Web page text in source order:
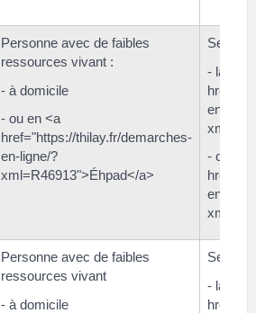
Personne avec de faibles
ressources vivant :
- à domicile
- ou en <a
href="https://thilay.fr/demarches-
en-ligne/?
xml=R46913">Éhpad</a>
Se
- la <a
en-
- ou de
en-
Personne avec de faibles
ressources vivant
- à domicile
Se
- la <a